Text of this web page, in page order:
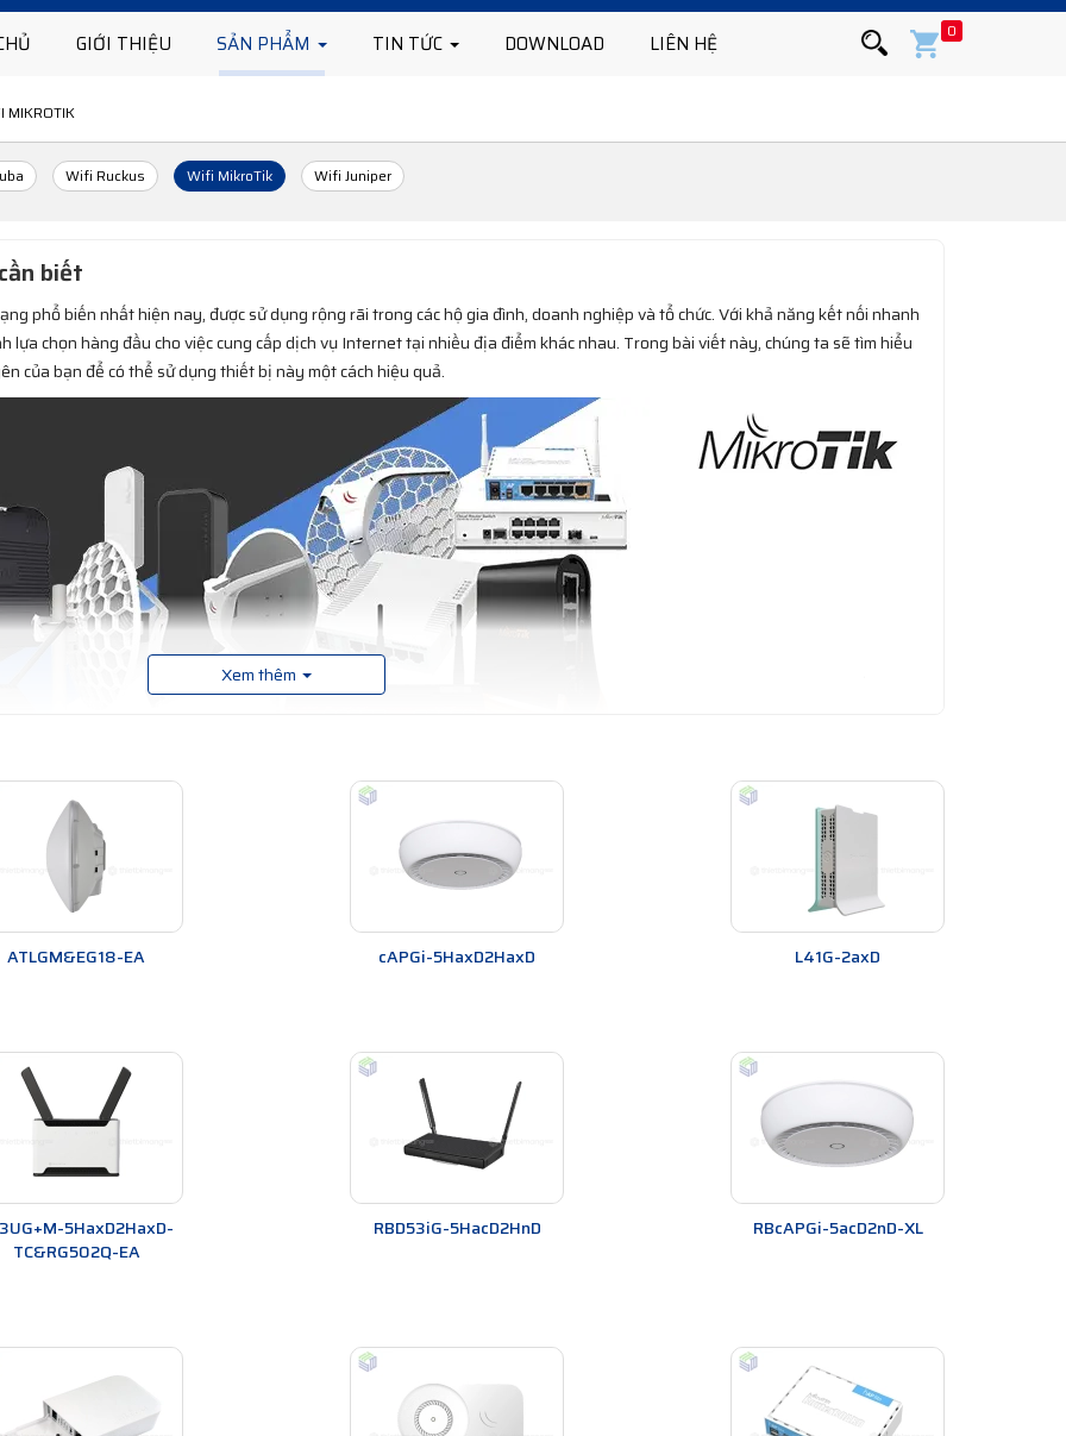
GIỚI THIỆU SẢN PHẨM TIN TỨC DOWNLOAD LIÊN HỆ 0
MIKROTIK
Wifi Ruckus Wifi MikroTik Wifi Juniper
biết
phổ biến nhất hiện nay, được sử dụng rộng rãi trong các hộ gia đình, doanh nghiệp và tổ chức. Với khả năng kết nối nhanh
lựa chọn hàng đầu cho việc cung cấp dịch vụ Internet tại nhiều địa điểm khác nhau. Trong bài viết này, chúng ta sẽ tìm hiểu
của bạn để có thể sử dụng thiết bị này một cách hiệu quả.
802.11a/b/g/n/ac, cho phép người dùng có thể kết nối với nhiều loại thiết bị khác nhau như laptop, điện thoại thông minh,
hóa việc sử dụng Internet và đảm bảo mạng không dây luôn ổn định.
cần chuẩn bị các thiết bị và phần mềm cần thiết như sau:
Wifi MikroTik.
thiết, bạn cần kết nốiBộ phát Wifi MikroTikvới máy tính bằng dây cáp Ethernet. Sau đó, mở phần mềm Winbox và nhập
Xem thêm
ATLGM&EG18-EA cAPGi-5HaxD2HaxD L41G-2axD
5HaxD2HaxD-
TC&RG502Q-EA
RBD53iG-5HacD2HnD RBcAPGi-5acD2nD-XL